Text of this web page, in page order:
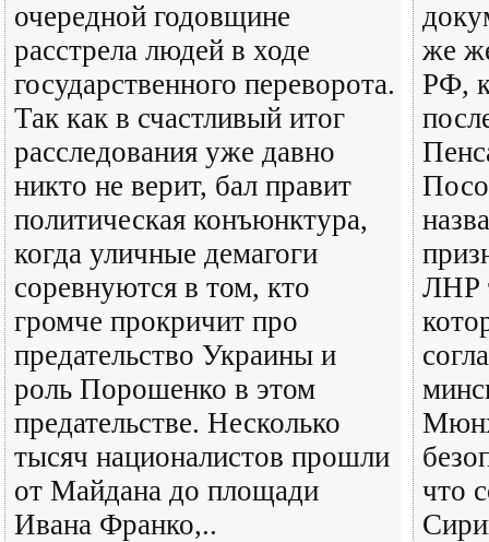
очередной годовщине
расстрела людей в ходе
государственного переворота.
Так как в счастливый итог
расследования уже давно
никто не верит, бал правит
политическая конъюнктура,
когда уличные демагоги
соревнуются в том, кто
громче прокричит про
предательство Украины и
роль Порошенко в этом
предательстве. Несколько
тысяч националистов прошли
от Майдана до площади
Ивана Франко,..
же
РФ,
ЛНР
что